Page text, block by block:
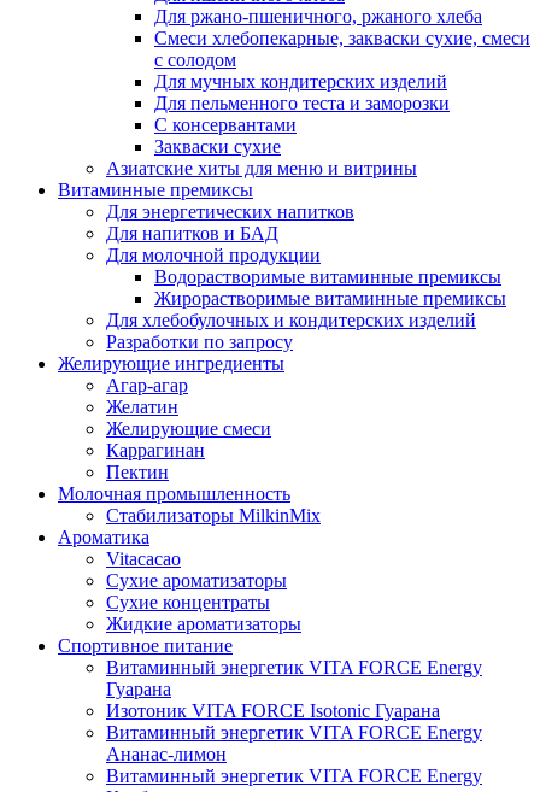
Для ржано-пшеничного, ржаного хлеба
Смеси хлебопекарные, закваски сухие, смеси
с солодом
Для мучных кондитерских изделий
Для пельменного теста и заморозки
С консервантами
Закваски сухие
Азиатские хиты для меню и витрины
Витаминные премиксы
Для энергетических напитков
Для напитков и БАД
Для молочной продукции
Водорастворимые витаминные премиксы
Жирорастворимые витаминные премиксы
Для хлебобулочных и кондитерских изделий
Разработки по запросу
Желирующие ингредиенты
Агар-агар
Желатин
Желирующие смеси
Каррагинан
Пектин
Молочная промышленность
Стабилизаторы MilkinMix
Ароматика
Vitacacao
Сухие ароматизаторы
Сухие концентраты
Жидкие ароматизаторы
Спортивное питание
Витаминный энергетик VITA FORCE Energy
Гуарана
Изотоник VITA FORCE Isotonic Гуарана
Витаминный энергетик VITA FORCE Energy
Ананас-лимон
Витаминный энергетик VITA FORCE Energy